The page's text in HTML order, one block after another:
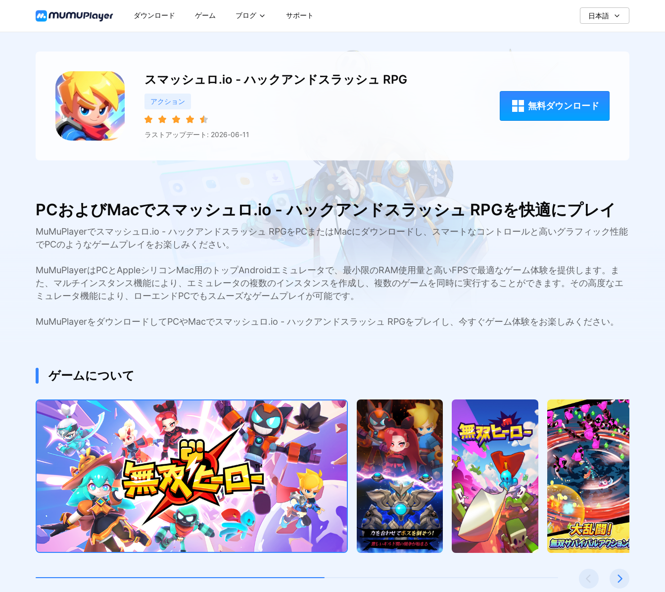
ダウンロード ゲーム ブログ サポート 日本語
スマッシュロ.io - ハックアンドスラッシュ RPG
アクション
ラストアップデート: 2026-06-11
無料ダウンロード
PCおよびMacでスマッシュロ.io - ハックアンドスラッシュ RPGを快適にプレイ
MuMuPlayerでスマッシュロ.io - ハックアンドスラッシュ RPGをPCまたはMacにダウンロードし、スマートなコントロールと高いグラフィック性能
でPCのようなゲームプレイをお楽しみください。
MuMuPlayerはPCとAppleシリコンMac用のトップAndroidエミュレータで、最小限のRAM使用量と高いFPSで最適なゲーム体験を提供します。ま
た、マルチインスタンス機能により、エミュレータの複数のインスタンスを作成し、複数のゲームを同時に実行することができます。その高度なエ
ミュレータ機能により、ローエンドPCでもスムーズなゲームプレイが可能です。
MuMuPlayerをダウンロードしてPCやMacでスマッシュロ.io - ハックアンドスラッシュ RPGをプレイし、今すぐゲーム体験をお楽しみください。
ゲームについて